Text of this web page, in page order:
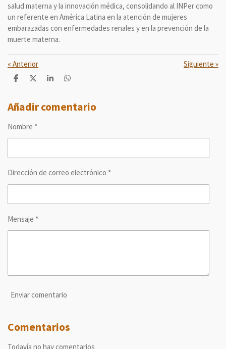
salud materna y la innovación médica, consolidando al INPer como
un referente en América Latina en la atención de mujeres
embarazadas con enfermedades renales y en la prevención de la
muerte materna.
« Anterior Siguiente »
C
p
a
t
C
p
a
C
p
a
C
p
a
Añadir comentario
Nombre *
Dirección de correo electrónico *
Mensaje *
Enviar comentario
Comentarios
Todavía no hay comentarios